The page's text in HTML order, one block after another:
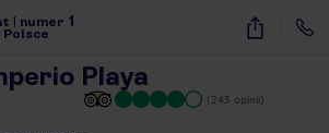
numer 1
Polsce
15
Playa
(245 opinii)